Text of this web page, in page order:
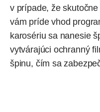
v prípade, že
vám príde vhod
karosériu sa nanesie
vytvárajúci ochranný
špinu, čím sa